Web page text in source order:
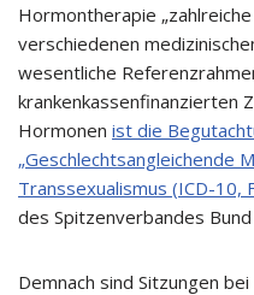
Hormontherapie
verschiedenen
wesentliche
krankenkassenfinanzierten
Hormonen ist die
„Geschlechtsangleichende
Transsexualismus (ICD-10,
des Spitzenverbandes
Demnach sind Sitzungen